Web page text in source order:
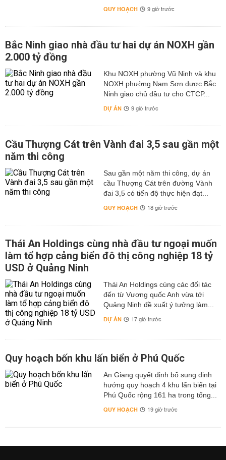
QUY HOẠCH 9 giờ trước
Bắc Ninh giao nhà đầu tư hai dự án NOXH gần
2.000 tỷ đồng
Khu NOXH phường Vũ Ninh và khu
NOXH phường Nam Sơn được Bắc
Ninh giao chủ đầu tư cho CTCP...
DỰ ÁN 9 giờ trước
Cầu Thượng Cát trên Vành đai 3,5 sau gần một
năm thi công
Sau gần một năm thi công, dự án
cầu Thượng Cát trên đường Vành
đai 3,5 có tiến độ thực hiện đạt...
QUY HOẠCH 18 giờ trước
Thái An Holdings cùng nhà đầu tư ngoại muốn
làm tổ hợp cảng biển đô thị công nghiệp 18 tỷ
USD ở Quảng Ninh
Thái An Holdings cùng các đối tác
đến từ Vương quốc Anh vừa tới
Quảng Ninh đề xuất ý tưởng làm...
DỰ ÁN 17 giờ trước
Quy hoạch bốn khu lấn biển ở Phú Quốc
An Giang quyết định bổ sung định
hướng quy hoạch 4 khu lấn biển tại
Phú Quốc rộng 161 ha trong tổng...
QUY HOẠCH 19 giờ trước